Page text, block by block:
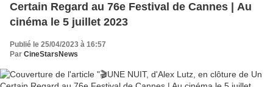
Certain Regard au 76e Festival de Cannes | Au
cinéma le 5 juillet 2023
Publié le 25/04/2023 à 16:57
Par CineStarsNews